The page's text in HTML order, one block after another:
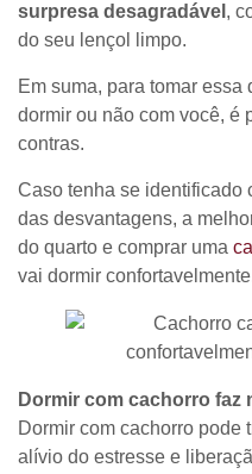
surpresa desagradável ,
do seu lençol limpo.
Em suma, para tomar
dormir ou não com você, é
contras.
Caso tenha se identificado
das desvantagens, a
do quarto e comprar uma
vai dormir
Dormir com cachorro faz
Dormir com cachorro pode
alívio do estresse e